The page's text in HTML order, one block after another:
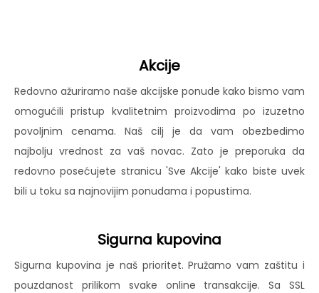
Akcije
Redovno ažuriramo naše akcijske ponude kako bismo vam
omogućili pristup kvalitetnim proizvodima po izuzetno
povoljnim cenama. Naš cilj je da vam obezbedimo
najbolju vrednost za vaš novac. Zato je preporuka da
redovno posećujete stranicu 'Sve Akcije' kako biste uvek
bili u toku sa najnovijim ponudama i popustima.
Sigurna kupovina
Sigurna kupovina je naš prioritet. Pružamo vam zaštitu i
pouzdanost prilikom svake online transakcije. Sa SSL